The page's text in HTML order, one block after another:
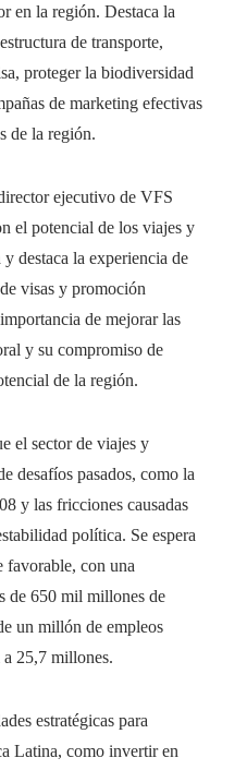
en la región. Destaca la
de transporte,
proteger la biodiversidad
de marketing efectivas
de la región.
ejecutivo de VFS
el potencial de los viajes y
destaca la experiencia de
visas y promoción
de mejorar las
y su compromiso de
de la región.
el sector de viajes y
desafíos pasados, como la
y las fricciones causadas
política. Se espera
favorable, con una
de 650 mil millones de
un millón de empleos
25,7 millones.
estratégicas para
Latina, como invertir en